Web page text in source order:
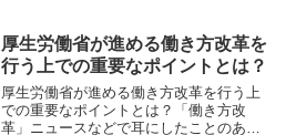
も収入を確保しやすくできます。ただ、
良いことばかりではなく...
厚生労働省が進める働き方改革を
行う上での重要なポイントとは？
厚生労働省が進める働き方改革を行う上
での重要なポイントとは？「働き方改
革」ニュースなどで耳にしたことのある